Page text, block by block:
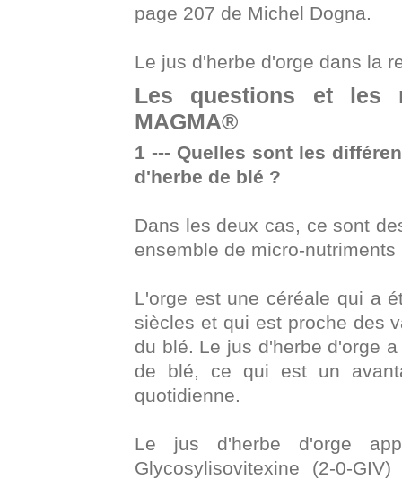
page 207 de Michel Dogna.
Le jus d'herbe d'orge dans la
Les questions et les
MAGMA®
1 --- Quelles sont les
d'herbe de blé ?
Dans les deux cas, ce sont
ensemble de micro-
L'orge est une céréale qui a
siècles et qui est proche des
du blé. Le jus d'herbe d'orge
de blé, ce qui est un
quotidienne.
Le jus d'herbe d'orge
Glycosylisovitexine (2-0-